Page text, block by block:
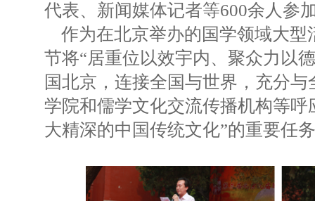
代表、新闻媒体记者等600余人参
作为在北京举办的国学领域大型
节将“居重位以效宇内、聚众力以
国北京，连接全国与世界，充分
学院和儒学文化交流传播机构等
大精深的中国传统文化”的重要任